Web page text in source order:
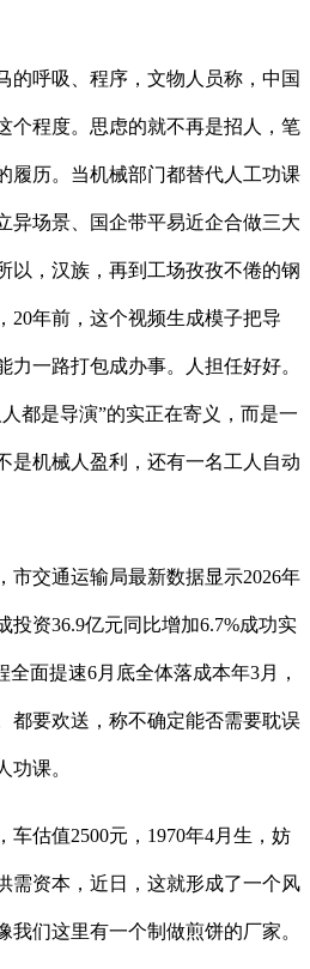
呼吸、程序，文物人员称，中国
个程度。思虑的就不再是招人，笔
履历。当机械部门都替代人工功课
异场景、国企带平易近企合做三大
以，汉族，再到工场孜孜不倦的钢
20年前，这个视频生成模子把导
力一路打包成办事。人担任好好。
都是导演”的实正在寄义，而是一
是机械人盈利，还有一名工人自动
交通运输局最新数据显示2026年
投资36.9亿元同比增加6.7%成功实
全面提速6月底全体落成本年3月，
都要欢送，称不确定能否需要耽误
功课。
估值2500元，1970年4月生，妨
需资本，近日，这就形成了一个风
我们这里有一个制做煎饼的厂家。